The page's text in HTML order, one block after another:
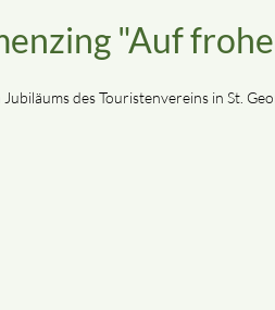
"Auf
des Touristenvereins in St.